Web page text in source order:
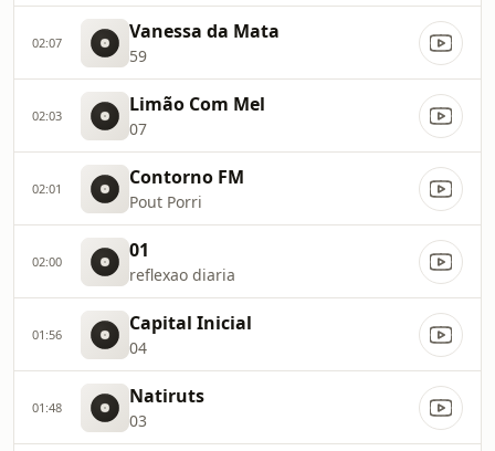
02:07 Vanessa da Mata
59
02:03 Limão Com Mel
07
02:01 Contorno FM
Pout Porri
02:00 01
reflexao diaria
01:56 Capital Inicial
04
01:48 Natiruts
03